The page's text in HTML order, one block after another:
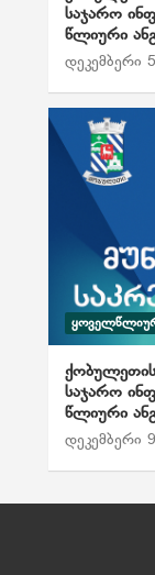
საჯარო
წლიური
დეკემბერი
საჯარო
წლიური
დეკემბერი